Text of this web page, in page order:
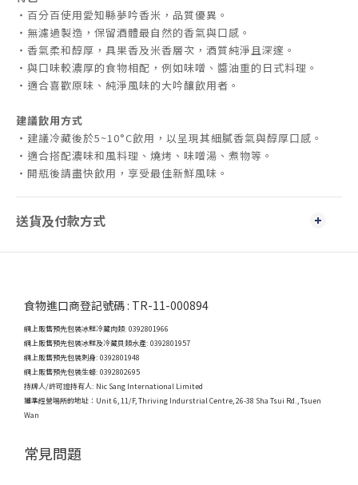
・百分百使用愛知縣夢吟香米，品質優異。
・無濾過製造，保留酒體最自然的香氣與口感。
・香氣柔和醇厚，具果香及米香層次，酒質純淨且深邃。
・與口味較濃厚的食物相配，例如味噌、醬油重的日式料理。
・適合喜歡原味、純淨風味的大吟釀飲用者。
建議飲用方式
・建議冷藏後於5~10°C飲用，以呈現其細膩香氣與醇厚口感。
・適合搭配濃味和風料理、燒烤、味噌湯、煮物等。
・開瓶後請盡快飲用，享受最佳新鮮風味。
送貨及付款方式
食物進口商登記號碼 : TR-11-000894
網上販售預先包裝冰鮮冷藏肉類: 0392801966
網上販售預先包裝冰鮮及冷藏貝類水產: 0392801957
網上販售預先包裝刺身: 0392801948
網上販售預先包裝生蠔: 0392802695
持牌人/許可證持有人: Nic Sang International Limited
獲準經營場所的地址： Unit 6, 11/F, Thriving Indurstrial Centre, 26-38 Sha Tsui Rd., Tsuen
Wan
常見問題